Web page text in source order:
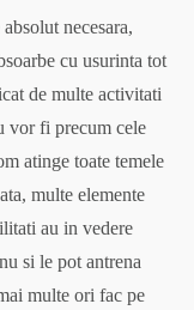
necesara,
cu usurinta tot
de multe activitati
vor fi precum cele
atinge toate temele
multe elemente
au in vedere
si le pot antrena
multe ori fac pe